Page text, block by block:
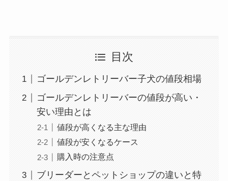
目次
ゴールデンレトリーバー子犬の値段相場
ゴールデンレトリーバーの値段が高い・
安い理由とは
値段が高くなる主な理由
値段が安くなるケース
購入時の注意点
ブリーダーとペットショップの違いと特